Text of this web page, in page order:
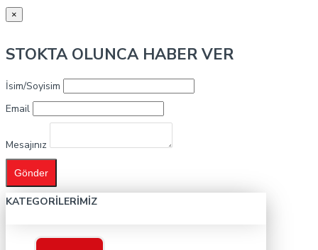
×
STOKTA OLUNCA HABER VER
İsim/Soyisim
Email
Mesajınız
Gönder
KATEGORILERIMIZ